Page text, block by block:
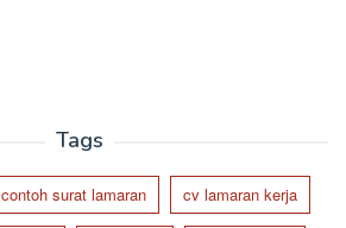
Tags
contoh surat lamaran cv lamaran kerja